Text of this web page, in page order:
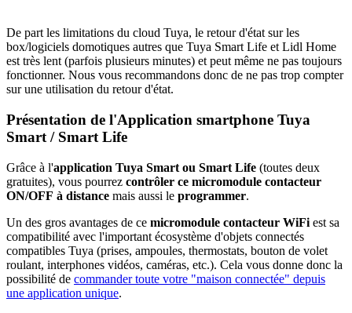
De part les limitations du cloud Tuya, le retour d'état sur les
box/logiciels domotiques autres que Tuya Smart Life et Lidl Home
est très lent (parfois plusieurs minutes) et peut même ne pas toujours
fonctionner. Nous vous recommandons donc de ne pas trop compter
sur une utilisation du retour d'état.
Présentation de l'Application smartphone Tuya
Smart / Smart Life
Grâce à l'application Tuya Smart ou Smart Life (toutes deux
gratuites), vous pourrez contrôler ce micromodule contacteur
ON/OFF à distance mais aussi le programmer.
Un des gros avantages de ce micromodule contacteur WiFi est sa
compatibilité avec l'important écosystème d'objets connectés
compatibles Tuya (prises, ampoules, thermostats, bouton de volet
roulant, interphones vidéos, caméras, etc.). Cela vous donne donc la
possibilité de commander toute votre "maison connectée" depuis
une application unique.